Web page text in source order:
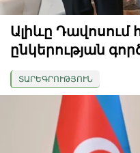
Ալիևը Դավոսում
ընկերության
ՏԱՐԵԳՐՈՒԹՅՈՒՆ